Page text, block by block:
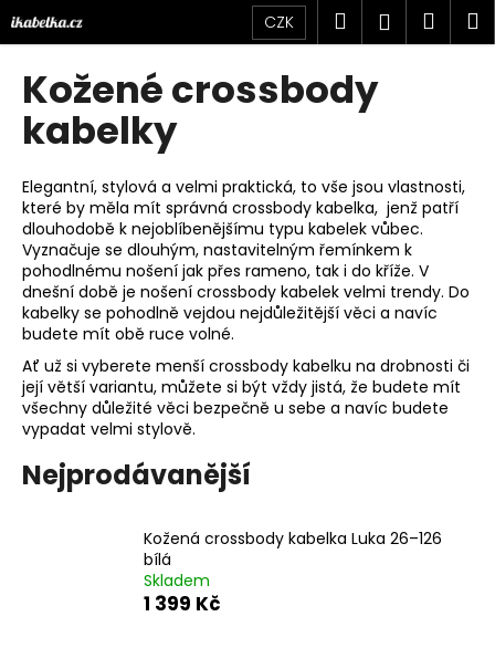
na
obsah
CZK Hledat
Kožené crossbody
kabelky
Elegantní, stylová a velmi praktická, to vše jsou vlastnosti,
které by měla mít správná crossbody kabelka, jenž patří
dlouhodobě k nejoblíbenějšímu typu kabelek vůbec.
Vyznačuje se dlouhým, nastavitelným řemínkem k
pohodlnému nošení jak přes rameno, tak i do kříže. V
dnešní době je nošení crossbody kabelek velmi trendy. Do
kabelky se pohodlně vejdou nejdůležitější věci a navíc
budete mít obě ruce volné.
Ať už si vyberete menší crossbody kabelku na drobnosti či
její větší variantu, můžete si být vždy jistá, že budete mít
všechny důležité věci bezpečně u sebe a navíc budete
vypadat velmi stylově.
Nejprodávanější
Kožená crossbody kabelka Luka 26–126
bílá
Skladem
1 399 Kč
K
o
C
o
p
o
t
ř
e
b
u
j
e
t
e
n